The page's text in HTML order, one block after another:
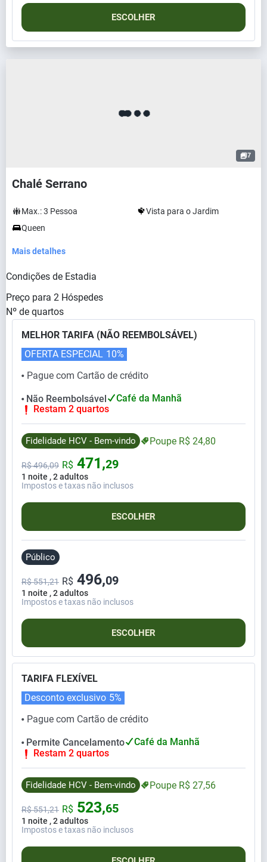
ESCOLHER
7
Chalé Serrano
Max.:3 Pessoa
Vista para o Jardim
Queen
Mais detalhes
Condições de Estadia
Preço para 2 Hóspedes
Nº de quartos
MELHOR TARIFA (NÃO REEMBOLSÁVEL)
⬤ Pague com Cartão de crédito
OFERTA ESPECIAL 10%
⬤ Não Reembolsável
Café da Manhã
Restam 2 quartos
Fidelidade HCV - Bem-vindo Poupe R$ 24,80
1 noite , 2 adultos
R$496,09 R$ 471,29
Impostos e taxas não inclusos
ESCOLHER
Público
1 noite , 2 adultos
R$ 551,21 R$ 496,09
Impostos e taxas não inclusos
ESCOLHER
TARIFA FLEXÍVEL
⬤ Pague com Cartão de crédito
Desconto exclusivo 5%
⬤ Permite Cancelamento
Café da Manhã
Restam 2 quartos
Fidelidade HCV - Bem-vindo Poupe R$ 27,56
1 noite , 2 adultos
R$551,21 R$ 523,65
Impostos e taxas não inclusos